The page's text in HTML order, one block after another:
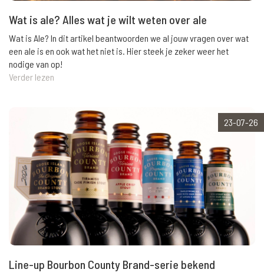
Wat is ale? Alles wat je wilt weten over ale
Wat is Ale? In dit artikel beantwoorden we al jouw vragen over wat
een ale is en ook wat het niet is. Hier steek je zeker weer het
nodige van op!
Verder lezen
23-07-26
Line-up Bourbon County Brand-serie bekend